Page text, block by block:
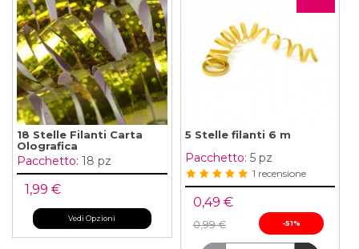
18 Stelle Filanti Carta
Olografica
Pacchetto: 18 pz
1,99 €
Vedi Opzioni
5 Stelle filanti 6 m
Pacchetto: 5 pz
1 recensione
0,49 €
0,99 € -51%